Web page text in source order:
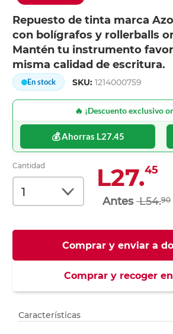
Repuesto de tinta marca
con bolígrafos y rollerballs
Mantén tu instrumento
misma calidad de escritura.
En stock SKU:1214000759
🔥 ¡Descuento exclusivo
💰 Ahorras L27.45
Cantidad L27.45
L54.90
Comprar y enviar a
Comprar y recoger
Características